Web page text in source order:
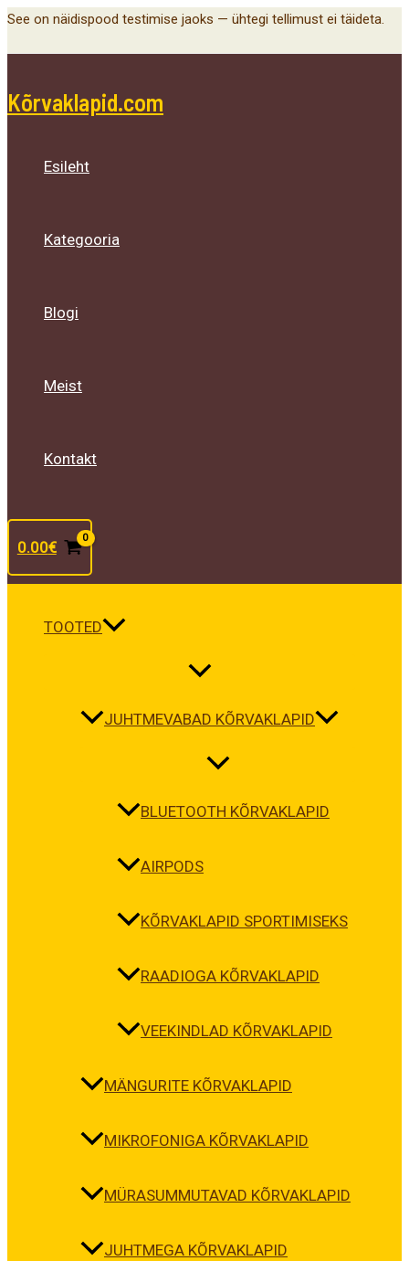
Skip
See on näidispood testimise jaoks — ühtegi tellimust ei täideta.
Kõrvaklapid.com
Esileht
Kategooria
Blogi
Meist
Kontakt
0.00€
TOOTED
Menu
Toggle
JUHTMEVABAD KÕRVAKLAPID
Menu
Toggle
BLUETOOTH KÕRVAKLAPID
AIRPODS
KÕRVAKLAPID SPORTIMISEKS
RAADIOGA KÕRVAKLAPID
VEEKINDLAD KÕRVAKLAPID
MÄNGURITE KÕRVAKLAPID
MIKROFONIGA KÕRVAKLAPID
MÜRASUMMUTAVAD KÕRVAKLAPID
JUHTMEGA KÕRVAKLAPID
Menu
Toggle
Main
Menu